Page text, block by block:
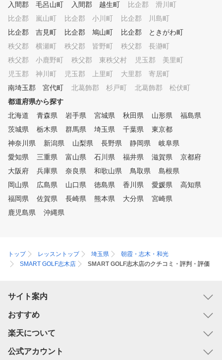
ゴルフ練習をする事ができます
。 ✓個別カルテでしっかりレ
の練習内容や成果をカルテ記録
し動画で記録可能。 練習結果
チと共に今後の練習方針を決め
る事ができます。
入間郡 毛呂山町
入間郡 越生町
比企郡 滑川町
比企郡 嵐山町
比企郡 小川町
比企郡 川島町
比企郡 吉見町
比企郡 鳩山町
比企郡 ときがわ町
秩父郡 横瀬町
秩父郡 皆野町
秩父郡 長瀞町
秩父郡 小鹿野町
秩父郡 東秩父村
児玉郡 美里町
児玉郡 神川町
児玉郡 上里町
大里郡 寄居町
南埼玉郡 宮代町
北葛飾郡 杉戸町
北葛飾郡 松伏町
都道府県から探す
北海道
青森県 岩手県 宮城県 秋田県 山形県
福島県
茨城県
栃木県 群馬県 埼玉県 千葉県
東京都
神奈川県
新潟県 山梨県 長野県 静岡県
岐阜県
愛知県
三重県 富山県 石川県 福井県 滋賀県
京都府
大阪府
兵庫県 奈良県 和歌山県 鳥取県
島根県
岡山県
広島県 山口県 徳島県 香川県 愛媛県
高知県
福岡県
佐賀県 長崎県 熊本県 大分県
宮崎県
鹿児島県
沖縄県
トップ レッスントップ 埼玉県
朝霞・志木・和光
SMART GOLF志木店
SMART GOLF志木店のクチコミ・評判・評価
サイト案内
おすすめ
楽天について
公式アカウント